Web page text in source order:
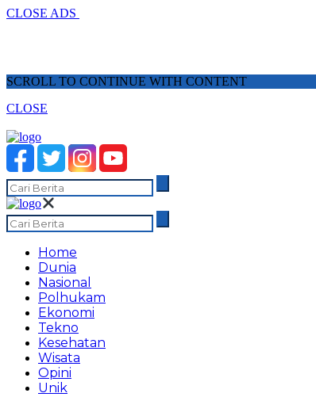
CLOSE ADS
SCROLL TO CONTINUE WITH CONTENT
CLOSE
Home
Dunia
Nasional
Polhukam
Ekonomi
Tekno
Kesehatan
Wisata
Opini
Unik